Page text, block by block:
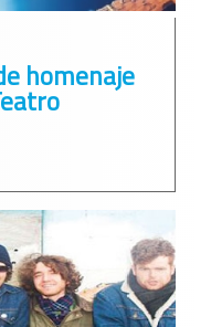
homenaje